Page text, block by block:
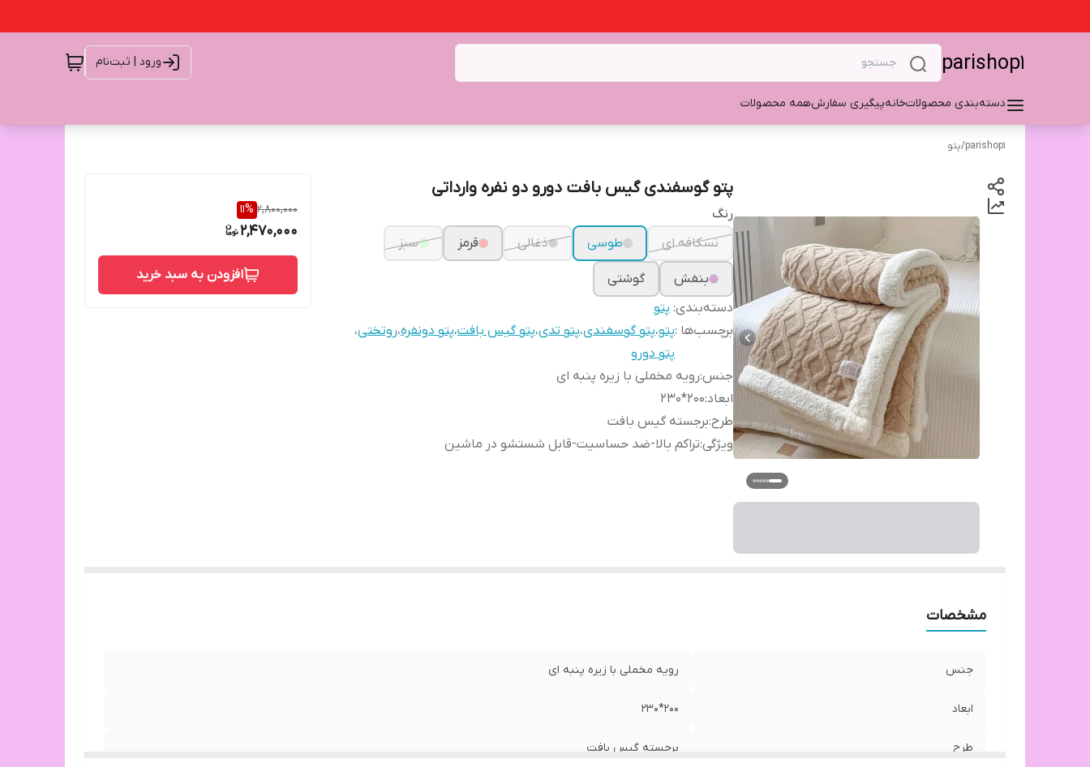
parishop1 ورود | ثبت‌نام
دسته‌بندی محصولاتخانهپیگیری سفارشهمه محصولات
parishop1
/پتو
پتو گوسفندی گیس بافت دورو دو نفره وارداتی
رنگ
نسکافه ای
طوسی ذغالی قرمز سبز
بنفش
گوشتی
دسته‌بندی: پتو
برچسب‌ها :پتو،پتو گوسفندی،پتو تدی،پتو گیس بافت،پتو دونفره،روتختی،
پتو دورو
جنس:رویه مخملی با زیره پنبه ای
ابعاد:۲۰۰*۲۳۰
طرح:برجسته گیس بافت
ویژگی:تراکم بالا-ضد حساسیت-قابل شستشو در ماشین
2,800,000
11%
2,470,000
افزودن به سبد خرید
مشخصات
جنس رویه مخملی با زیره پنبه ای
ابعاد ۲۰۰*۲۳۰
طرح برجسته گیس بافت